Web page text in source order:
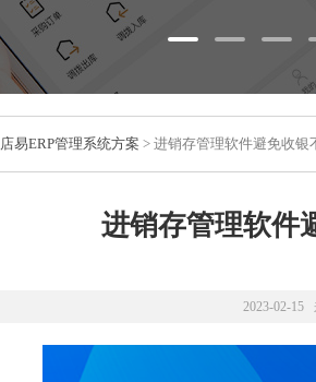
店易ERP管理系统方案 > 进销存管理软件避免收银
进销存管理软件
2023-02-15